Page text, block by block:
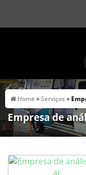
Home »Serviços »
Empresa de